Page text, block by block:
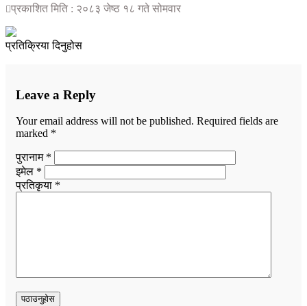
प्रकाशित मिति : २०८३ जेष्ठ १८ गते सोमवार
प्रतिक्रिया दिनुहोस
Leave a Reply
Your email address will not be published. Required fields are
marked *
पुरानाम *
इमेल *
प्रतिकृया *